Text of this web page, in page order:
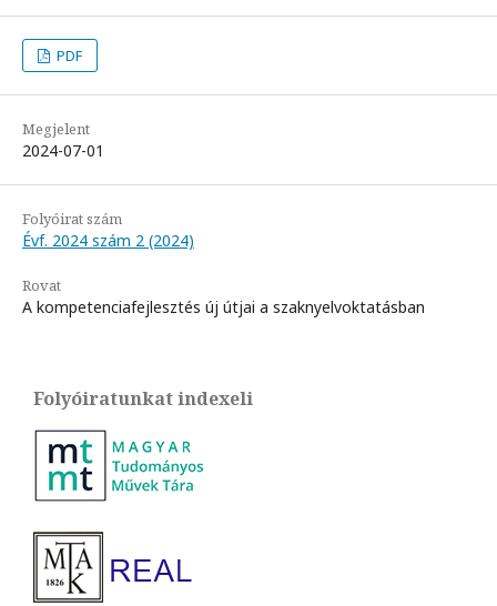
PDF
Megjelent
2024-07-01
Folyóirat szám
Évf. 2024 szám 2 (2024)
Rovat
A kompetenciafejlesztés új útjai a szaknyelvoktatásban
Folyóiratunkat indexeli